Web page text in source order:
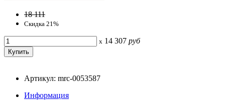
18 111
Скидка 21%
x 14 307 руб
Артикул: mrc-0053587
Информация